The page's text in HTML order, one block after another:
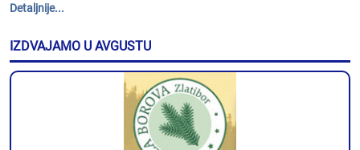
Detaljnije...
IZDVAJAMO U AVGUSTU